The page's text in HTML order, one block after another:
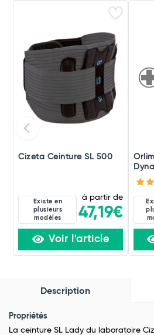
Cizeta Ceinture SL 500
Existe en
plusieurs
modèles
à partir de
47,19€
Voir l'article
Description
Propriétés
La ceinture SL Lady du laboratoire